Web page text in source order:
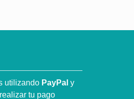
utilizando PayPal y
tu pago